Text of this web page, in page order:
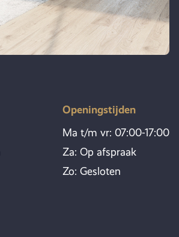
Openingstijden
Ma t/m vr: 07:00-17:00
Za: Op afspraak
Zo: Gesloten